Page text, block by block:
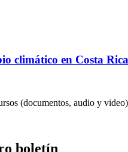
climático en Costa Rica
(documentos, audio y
boletín